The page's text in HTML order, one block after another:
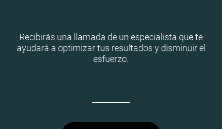
Recibirás una llamada de un especialista que te
ayudará a optimizar tus resultados y disminuir el
esfuerzo.